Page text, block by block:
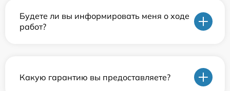
Будете ли вы информировать меня о ходе
работ?
Какую гарантию вы предоставляете?